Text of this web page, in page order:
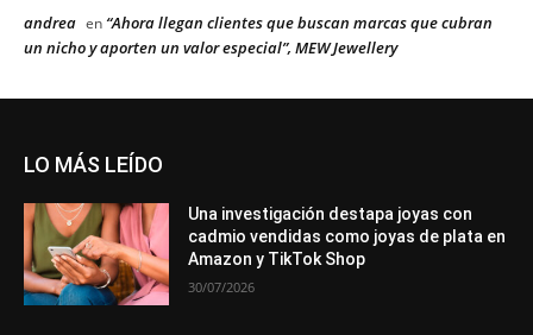
andrea en “Ahora llegan clientes que buscan marcas que cubran
un nicho y aporten un valor especial”, MEW Jewellery
LO MÁS LEÍDO
Una investigación destapa joyas con
cadmio vendidas como joyas de plata en
Amazon y TikTok Shop
30/07/2026